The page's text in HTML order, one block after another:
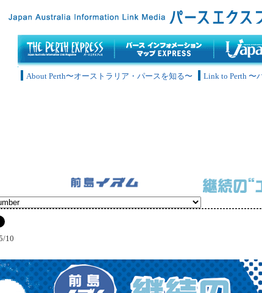
About Perth〜オーストラリア・パースを知る〜 Link to Perth 〜
10